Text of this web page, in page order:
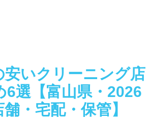
安いクリーニング店
6選【富山県・2026
・宅配・保管】